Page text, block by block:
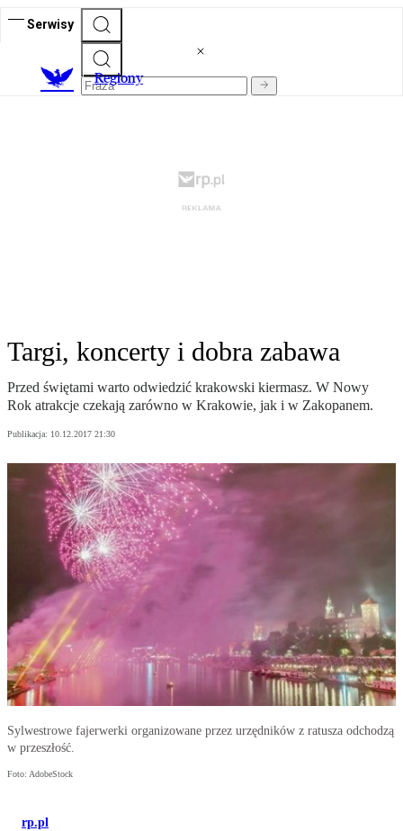
Serwisy
Regiony
Targi, koncerty i dobra zabawa
Przed świętami warto odwiedzić krakowski kiermasz. W Nowy
Rok atrakcje czekają zarówno w Krakowie, jak i w Zakopanem.
Publikacja: 10.12.2017 21:30
Sylwestrowe fajerwerki organizowane przez urzędników z ratusza odchodzą
w przeszłość.
Foto: AdobeStock
rp.pl